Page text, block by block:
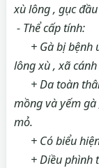
xù lông , gục
- Thể cấp tính:
+ Gà bị bệnh
lông xù , xã
+ Da toàn
mồng và yếm
mỏ.
+ Có biểu
+ Diều phình